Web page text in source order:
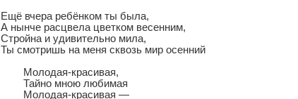
Ещё вчера ребёнком ты была,
А нынче расцвела цветком весенним,
Стройна и удивительно мила,
Ты смотришь на меня сквозь мир осенний